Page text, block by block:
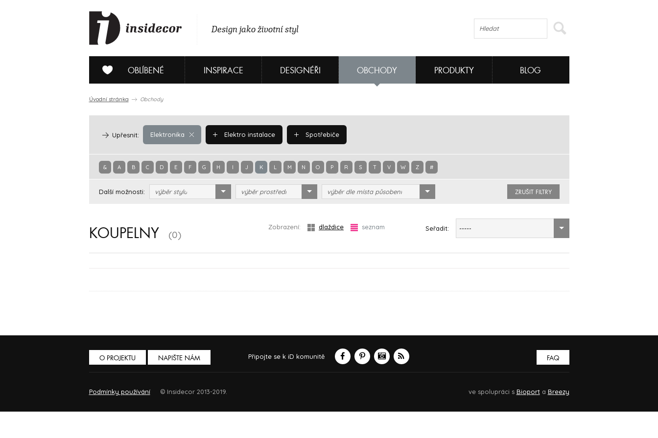
Design jako životní styl
OBLÍBENÉ INSPIRACE DESIGNÉŘI OBCHODY PRODUKTY BLOG
Úvodní stránka Obchody
Elektronika
Upřesnit: Elektro instalace Spotřebiče
& A B C D E F G H I J K L M N O P R S T V W Z #
Další možnosti: výběr stylu výběr prostředí výběr dle místa působení ZRUŠIT FILTRY
KOUPELNY (0)
Zobrazení: dlaždice seznam Seřadit: -----
O PROJEKTU NAPIŠTE NÁM Připojte se k iD komunitě FAQ
Podmínky používání © Insidecor 2013-2019. ve spolupráci s Bioporta Breezy